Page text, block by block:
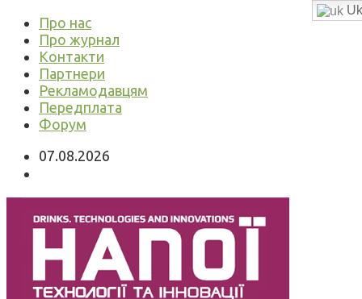
Про нас
Про журнал
Контакти
Партнери
Рекламодавцям
Передплата
Форум
07.08.2026